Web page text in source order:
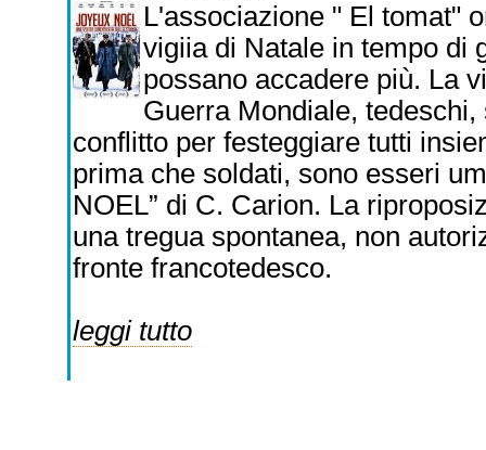
L'associazione " El tomat"
vigiia di Natale in tempo di
possano accadere più. La
Guerra Mondiale,
conflitto per festeggiare tutti
prima che soldati, sono esseri
NOEL” di C. Carion. La
una tregua spontanea, non
fronte francotedesco.
leggi tutto